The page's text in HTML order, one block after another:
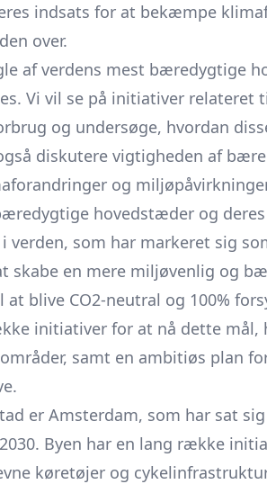
indsats for at bekæmpe
over.
af verdens mest bæredygtige
Vi vil se på initiativer relateret
og undersøge, hvordan
diskutere vigtigheden af
og
hovedstæder og
verden, som har markeret sig
skabe en mere miljøvenlig og
blive CO2-neutral og 100%
initiativer for at nå dette mål,
samt en ambitiøs plan
er Amsterdam, som har sat
Byen har en lang række
køretøjer og